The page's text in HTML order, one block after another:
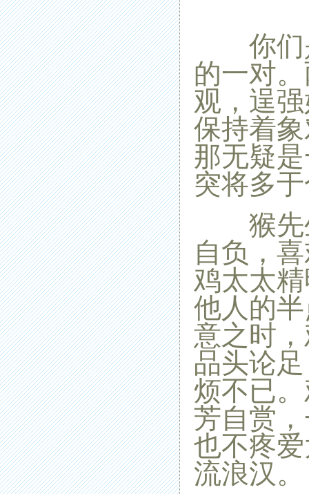
你们是
的一对
观，逞
保持着
那无疑
突将多
猴先生
自负，
鸡太太
他人的
意之时
品头论
烦不已
芳自赏
也不疼
流浪汉。